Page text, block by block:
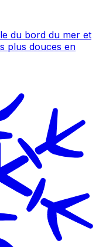
du bord du mer et
plus douces en